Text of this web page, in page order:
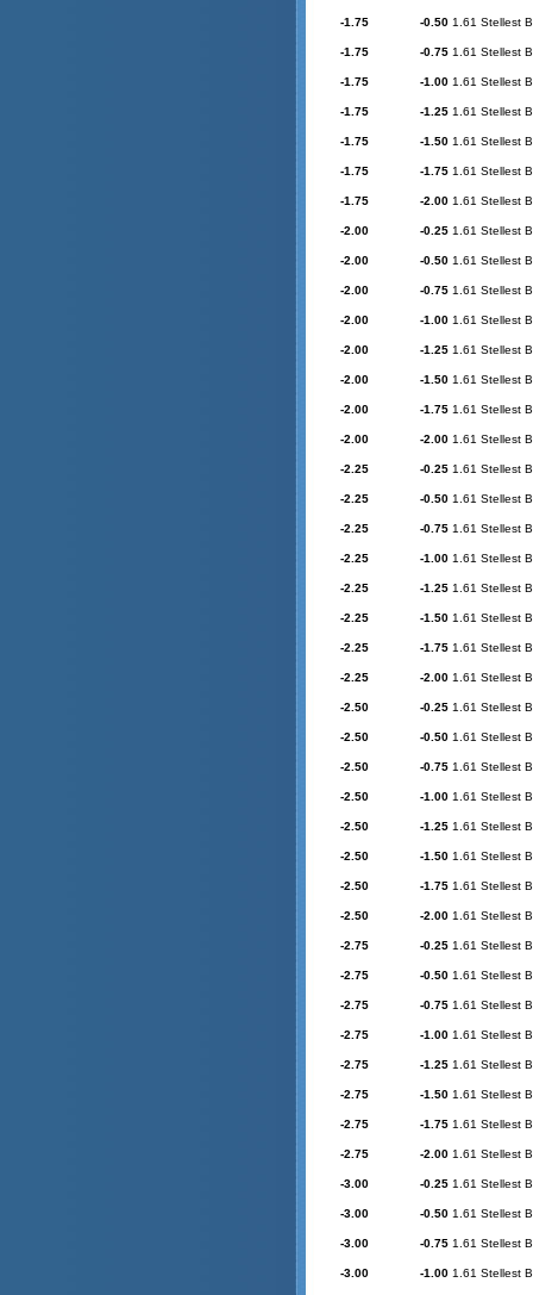
-1.75 -0.50 1.61 Stellest
-1.75 -0.75 1.61 Stellest
-1.75 -1.00 1.61 Stellest
-1.75 -1.25 1.61 Stellest
-1.75 -1.50 1.61 Stellest
-1.75 -1.75 1.61 Stellest
-1.75 -2.00 1.61 Stellest
-2.00 -0.25 1.61 Stellest
-2.00 -0.50 1.61 Stellest
-2.00 -0.75 1.61 Stellest
-2.00 -1.00 1.61 Stellest
-2.00 -1.25 1.61 Stellest
-2.00 -1.50 1.61 Stellest
-2.00 -1.75 1.61 Stellest
-2.00 -2.00 1.61 Stellest
-2.25 -0.25 1.61 Stellest
-2.25 -0.50 1.61 Stellest
-2.25 -0.75 1.61 Stellest
-2.25 -1.00 1.61 Stellest
-2.25 -1.25 1.61 Stellest
-2.25 -1.50 1.61 Stellest
-2.25 -1.75 1.61 Stellest
-2.25 -2.00 1.61 Stellest
-2.50 -0.25 1.61 Stellest
-2.50 -0.50 1.61 Stellest
-2.50 -0.75 1.61 Stellest
-2.50 -1.00 1.61 Stellest
-2.50 -1.25 1.61 Stellest
-2.50 -1.50 1.61 Stellest
-2.50 -1.75 1.61 Stellest
-2.50 -2.00 1.61 Stellest
-2.75 -0.25 1.61 Stellest
-2.75 -0.50 1.61 Stellest
-2.75 -0.75 1.61 Stellest
-2.75 -1.00 1.61 Stellest
-2.75 -1.25 1.61 Stellest
-2.75 -1.50 1.61 Stellest
-2.75 -1.75 1.61 Stellest
-2.75 -2.00 1.61 Stellest
-3.00 -0.25 1.61 Stellest
-3.00 -0.50 1.61 Stellest
-3.00 -0.75 1.61 Stellest
-3.00 -1.00 1.61 Stellest